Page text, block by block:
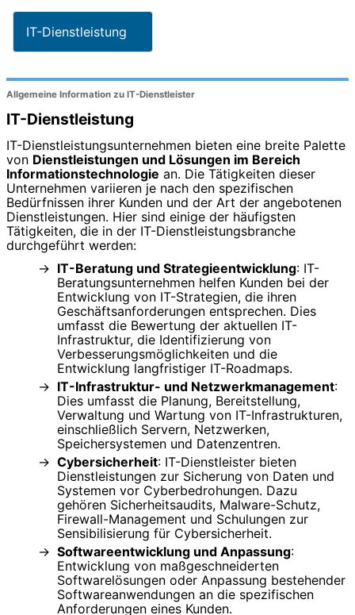
IT-Dienstleistung
Allgemeine Information zu IT-Dienstleister
IT-Dienstleistung
IT-Dienstleistungsunternehmen bieten eine breite Palette
von Dienstleistungen und Lösungen im Bereich
Informationstechnologie an. Die Tätigkeiten dieser
Unternehmen variieren je nach den spezifischen
Bedürfnissen ihrer Kunden und der Art der angebotenen
Dienstleistungen. Hier sind einige der häufigsten
Tätigkeiten, die in der IT-Dienstleistungsbranche
durchgeführt werden:
IT-Beratung und Strategieentwicklung: IT-
Beratungsunternehmen helfen Kunden bei der
Entwicklung von IT-Strategien, die ihren
Geschäftsanforderungen entsprechen. Dies
umfasst die Bewertung der aktuellen IT-
Infrastruktur, die Identifizierung von
Verbesserungsmöglichkeiten und die
Entwicklung langfristiger IT-Roadmaps.
IT-Infrastruktur- und Netzwerkmanagement:
Dies umfasst die Planung, Bereitstellung,
Verwaltung und Wartung von IT-Infrastrukturen,
einschließlich Servern, Netzwerken,
Speichersystemen und Datenzentren.
Cybersicherheit: IT-Dienstleister bieten
Dienstleistungen zur Sicherung von Daten und
Systemen vor Cyberbedrohungen. Dazu
gehören Sicherheitsaudits, Malware-Schutz,
Firewall-Management und Schulungen zur
Sensibilisierung für Cybersicherheit.
Softwareentwicklung und Anpassung:
Entwicklung von maßgeschneiderten
Softwarelösungen oder Anpassung bestehender
Softwareanwendungen an die spezifischen
Anforderungen eines Kunden.